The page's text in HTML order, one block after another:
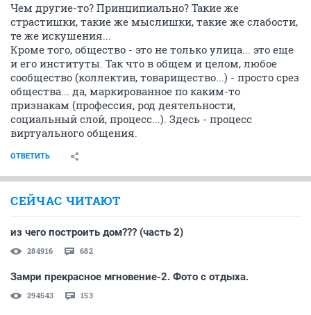
Чем другие-то? Принципиально? Такие же
страстишки, такие же мыслишки, такие же слабости,
те же искушения...
Кроме того, общество - это не только улица... это еще
и его институты. Так что в общем и целом, любое
сообщество (коллектив, товарищество...) - просто срез
общества... да, маркированное по каким-то
признакам (профессия, род деятельности,
социальный слой, процесс...). Здесь - процесс
виртуального общения.
ОТВЕТИТЬ
СЕЙЧАС ЧИТАЮТ
из чего построить дом??? (часть 2)
284916 682
Замри прекрасное мгновение-2. Фото с отдыха.
294543 153